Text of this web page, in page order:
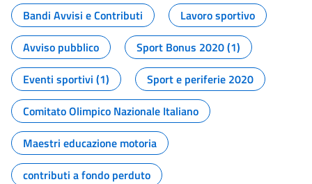
Bandi Avvisi e Contributi
Lavoro sportivo
Avviso pubblico
Sport Bonus 2020 (1)
Eventi sportivi (1)
Sport e periferie 2020
Comitato Olimpico Nazionale Italiano
Maestri educazione motoria
contributi a fondo perduto